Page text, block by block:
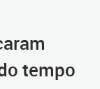
tempo